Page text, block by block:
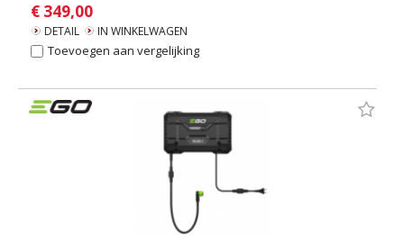
€ 349,00
DETAIL IN WINKELWAGEN
Toevoegen aan vergelijking